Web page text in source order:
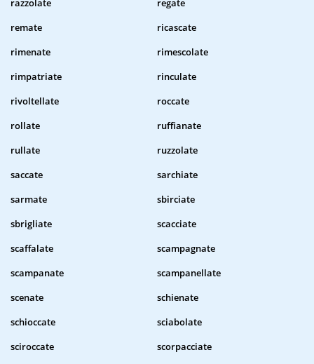
razzolate
regate
remate
ricascate
rimenate
rimescolate
rimpatriate
rinculate
rivoltellate
roccate
rollate
ruffianate
rullate
ruzzolate
saccate
sarchiate
sarmate
sbirciate
sbrigliate
scacciate
scaffalate
scampagnate
scampanate
scampanellate
scenate
schienate
schioccate
sciabolate
sciroccate
scorpacciate